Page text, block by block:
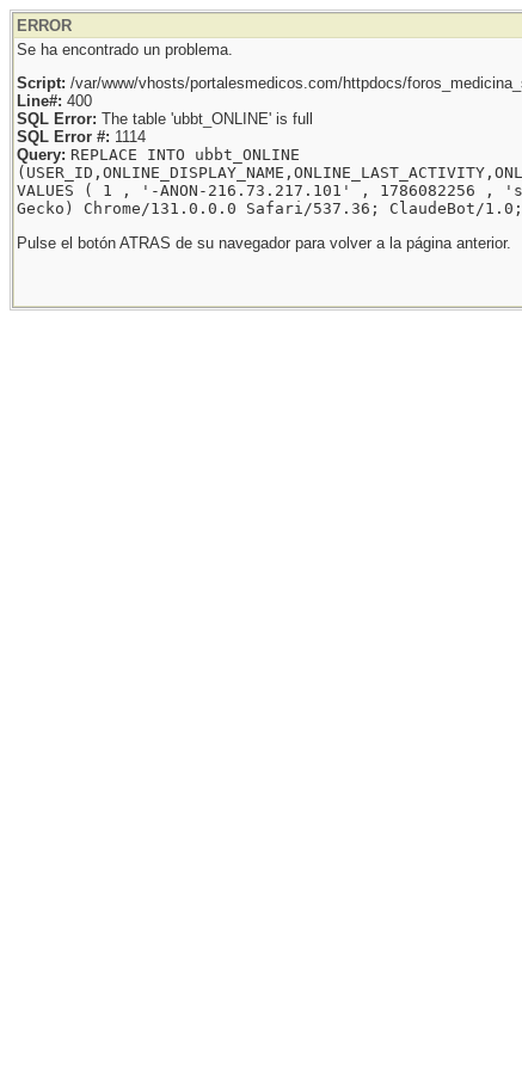
ERROR
Se ha encontrado un problema.
Script: /var/www/vhosts/portalesmedicos.com/httpdocs/
Line#: 400
SQL Error: The table 'ubbt_ONLINE' is full
SQL Error #: 1114
Query: REPLACE INTO ubbt_ONLINE
VALUES ( 1 , '-ANON-216.73.217.101' ,
Gecko) Chrome/131.0.0.0 Safari/537.36; ClaudeBot/1.0;
Pulse el botón ATRAS de su navegador para volver a la página anterior.